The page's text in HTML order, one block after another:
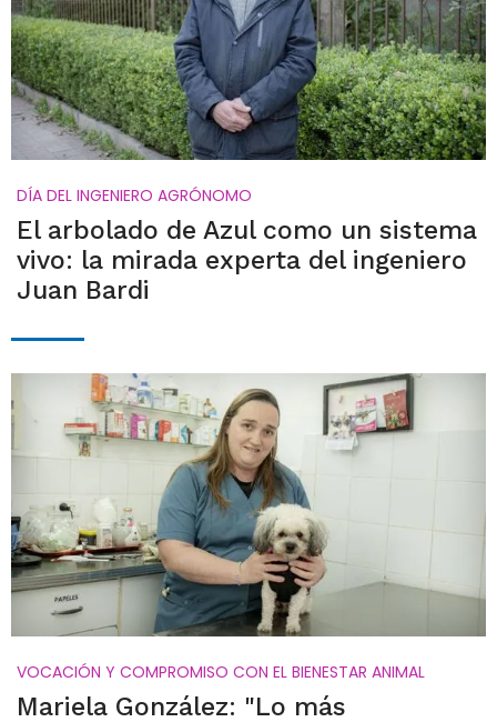
DÍA DEL INGENIERO AGRÓNOMO
El arbolado de Azul como un sistema
vivo: la mirada experta del ingeniero
Juan Bardi
VOCACIÓN Y COMPROMISO CON EL BIENESTAR ANIMAL
Mariela González: "Lo más